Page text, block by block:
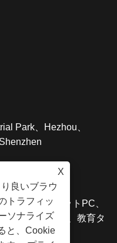
X
良いブラウ
トラフィッ
ソナライズ
と、Cookie
Park、Hezhou、
。 - タブレットPC、
タブレットPC、教育タ
Reserved